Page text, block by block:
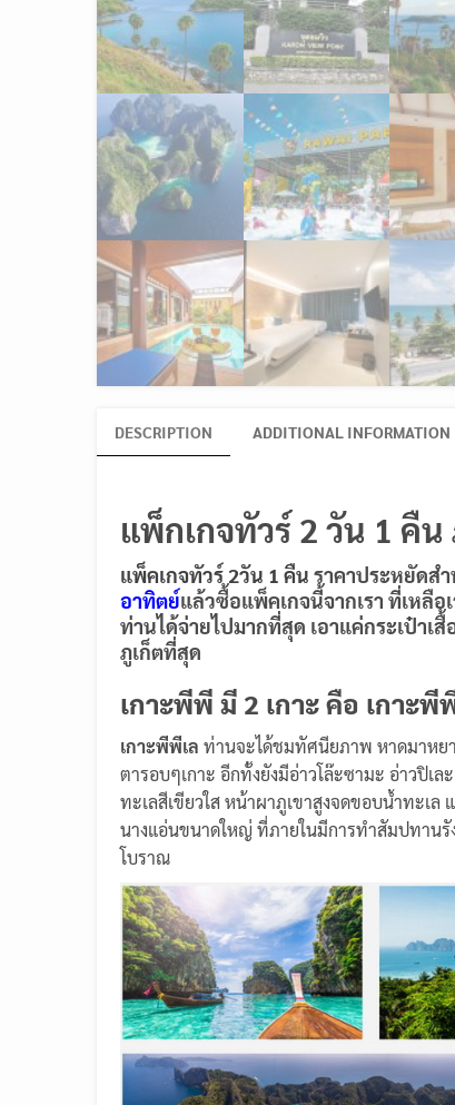
DESCRIPTION ADDITIONAL INFORMATION
แพ็กเกจทัวร์ 2 วัน 1 คื
แพ็คเกจทัวร์ 2วัน 1 คืน ราคาประหยัดส
อาทิตย์แล้วซื้อแพ็คเกจนี้จากเรา ที่เหลื
ท่านได้จ่ายไปมากที่สุด เอาแค่กระเป๋าเ
ภูเก็ตที่สุด
เกาะพีพี มี 2 เกาะ คือ เกาะ
เกาะพีพีเล ท่านจะได้ชมทัศนียภาพ หาดมาหย
ตารอบๆเกาะ อีกทั้งยังมีอ่าวโล๊ะซามะ อ่าวปิเ
ทะเลสีเขียวใส หน้าผาภูเขาสูงจดขอบน้ำทะเ
นางแอ่นขนาดใหญ่ ที่ภายในมีการทำสัมปทานรั
โบราณ